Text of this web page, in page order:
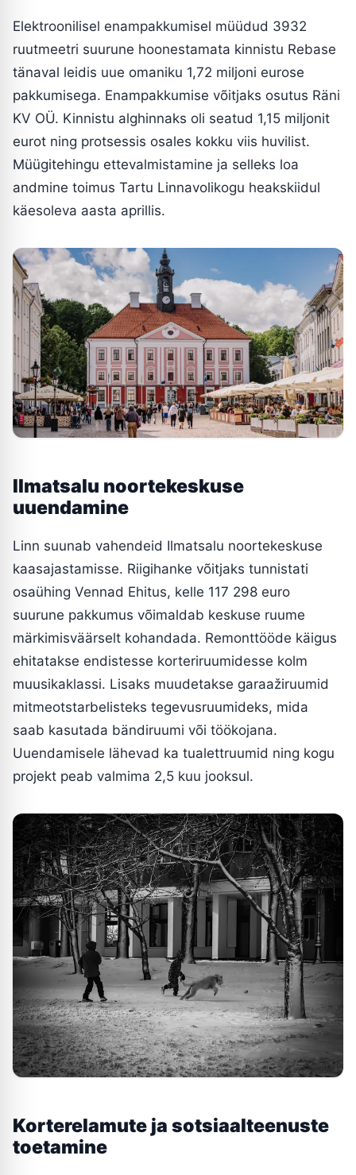
Elektroonilisel enampakkumisel müüdud 3932
ruutmeetri suurune hoonestamata kinnistu Rebase
tänaval leidis uue omaniku 1,72 miljoni eurose
pakkumisega. Enampakkumise võitjaks osutus Räni
KV OÜ. Kinnistu alghinnaks oli seatud 1,15 miljonit
eurot ning protsessis osales kokku viis huvilist.
Müügitehingu ettevalmistamine ja selleks loa
andmine toimus Tartu Linnavolikogu heakskiidul
käesoleva aasta aprillis.
Ilmatsalu noortekeskuse
uuendamine
Linn suunab vahendeid Ilmatsalu noortekeskuse
kaasajastamisse. Riigihanke võitjaks tunnistati
osaühing Vennad Ehitus, kelle 117 298 euro
suurune pakkumus võimaldab keskuse ruume
märkimisväärselt kohandada. Remonttööde käigus
ehitatakse endistesse korteriruumidesse kolm
muusikaklassi. Lisaks muudetakse garaažiruumid
mitmeotstarbelisteks tegevusruumideks, mida
saab kasutada bändiruumi või töökojana.
Uuendamisele lähevad ka tualettruumid ning kogu
projekt peab valmima 2,5 kuu jooksul.
Korterelamute ja sotsiaalteenuste
toetamine